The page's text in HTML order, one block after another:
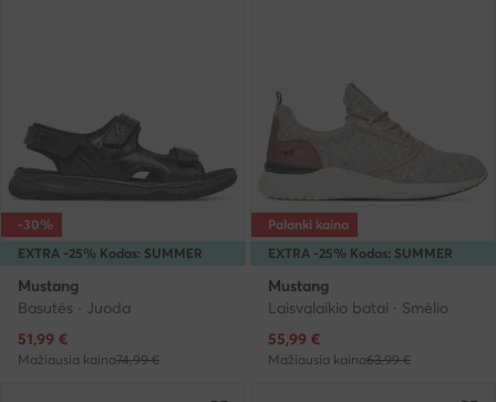
EXTRA -25% Kodas: SUMMER
-30%
Mustang
Basutės · Juoda
Dabartinė kaina
51,99 €
Mažiausia kaina74,99 €
EXTRA -25% Kodas: SUMMER
Palanki kaina
Mustang
Laisvalaikio batai · Smėlio
Dabartinė kaina
55,99 €
Mažiausia kaina63,99 €